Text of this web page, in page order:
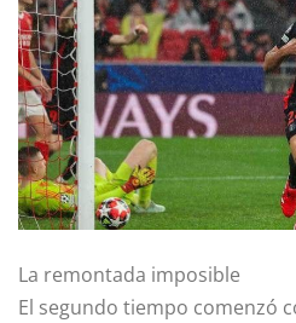
La remontada imposible
El segundo tiempo comenzó